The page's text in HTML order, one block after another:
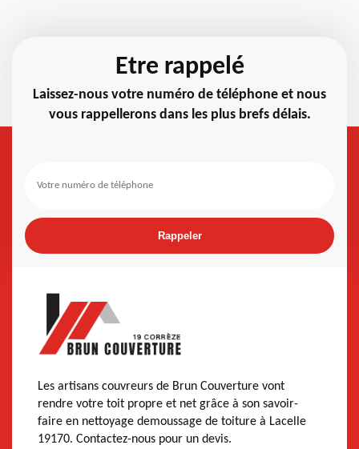
Etre rappelé
Laissez-nous votre numéro de téléphone et nous
vous rappellerons dans les plus brefs délais.
Les artisans couvreurs de Brun Couverture vont
rendre votre toit propre et net grâce à son savoir-
faire en nettoyage demoussage de toiture à Lacelle
19170. Contactez-nous pour un devis.